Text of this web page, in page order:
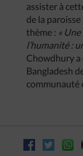
assister à
de la
thème : «
l’humanité :
Chowdhury a
Bangladesh
communauté